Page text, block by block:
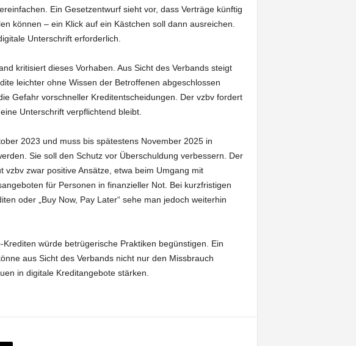
Ein Gesetzentwurf sieht vor, dass Verträge künftig
können – ein Klick auf ein Kästchen soll dann ausreichen.
Unterschrift erforderlich.
kritisiert dieses Vorhaben. Aus Sicht des Verbands steigt
leichter ohne Wissen der Betroffenen abgeschlossen
Gefahr vorschneller Kreditentscheidungen. Der vzbv fordert
Unterschrift verpflichtend bleibt.
2023 und muss bis spätestens November 2025 in
Sie soll den Schutz vor Überschuldung verbessern. Der
vzbv zwar positive Ansätze, etwa beim Umgang mit
für Personen in finanzieller Not. Bei kurzfristigen
oder „Buy Now, Pay Later“ sehe man jedoch weiterhin
würde betrügerische Praktiken begünstigen. Ein
aus Sicht des Verbands nicht nur den Missbrauch
in digitale Kreditangebote stärken.